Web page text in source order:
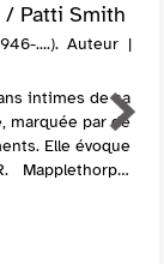
/ Patti Smith
....). Auteur |
intimes de sa
marquée par de
Elle évoque
Mapplethorpe,